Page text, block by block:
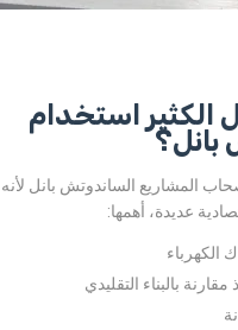
الكثير استخدام
بانل؟
المشاريع الساندوتش بانل لأنه
عديدة، أهمها:
الكهرباء
بالبناء التقليدي